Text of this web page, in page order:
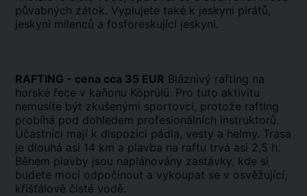
půvabných zátok. Vyplujete také k jeskyni pirátů,
jeskyni milenců a fosforeskující jeskyni.
RAFTING - cena cca 35 EUR Bláznivý rafting na
horské řece v kaňonu Köprülü. Pro tuto aktivitu
nemusíte být zkušenými sportovci, protože rafting
probíhá pod dohledem profesionálních instruktorů.
Účastníci mají k dispozici pádla, vesty a helmy. Trasa
je dlouhá asi 14 km a plavba na raftu trvá asi 2,5 h.
Během plavby jsou naplánovány zastávky, kde si
budete moci odpočinout a vykoupat se v osvěžující,
křišťálově čisté vodě.